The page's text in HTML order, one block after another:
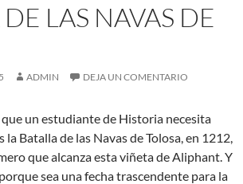
LAS NAVAS DE
ADMIN DEJA UN COMENTARIO
que un estudiante de Historia necesita
la Batalla de las Navas de Tolosa, en 1212,
que alcanza esta viñeta de Aliphant. Y
sea una fecha trascendente para la